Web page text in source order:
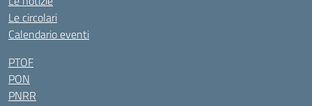
Le circolari
Calendario eventi
PTOF
PON
PNRR